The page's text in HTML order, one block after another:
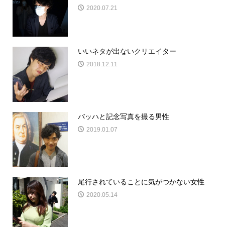
2020.07.21
いいネタが出ないクリエイター
2018.12.11
バッハと記念写真を撮る男性
2019.01.07
尾行されていることに気がつかない女性
2020.05.14